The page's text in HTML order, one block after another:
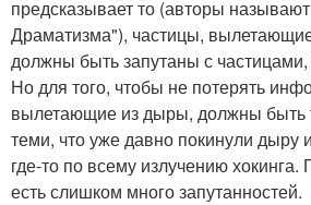
предсказывает то (авторы
Драматизма"), частицы,
должны быть запутаны с
Но для того, чтобы не потерять
вылетающие из дыры, должны быть
теми, что уже давно покинули дыру
где-то по всему излучению хокинга.
есть слишком много запутанностей.